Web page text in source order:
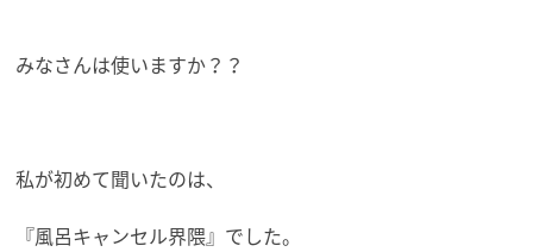
みなさんは使いますか？？
私が初めて聞いたのは、
『風呂キャンセル界隈』でした。